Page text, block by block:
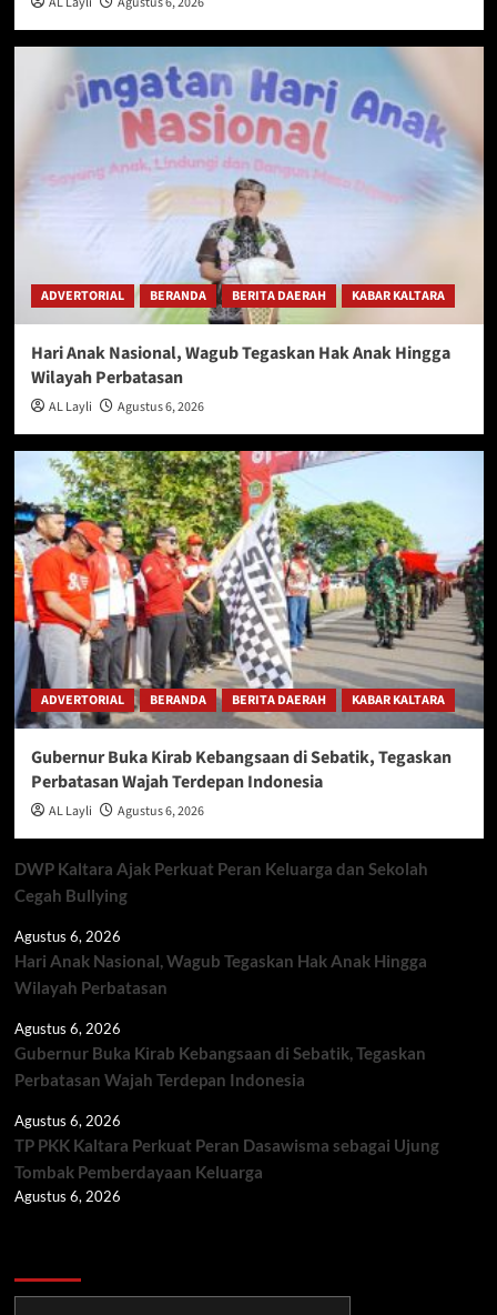
ADVERTORIAL BERANDA BERITA DAERAH KABAR KALTARA
Hari Anak Nasional, Wagub Tegaskan Hak Anak Hingga
Wilayah Perbatasan
AL Layli Agustus 6, 2026
ADVERTORIAL BERANDA BERITA DAERAH KABAR KALTARA
Gubernur Buka Kirab Kebangsaan di Sebatik, Tegaskan
Perbatasan Wajah Terdepan Indonesia
AL Layli Agustus 6, 2026
DWP Kaltara Ajak Perkuat Peran Keluarga dan Sekolah
Cegah Bullying
Agustus 6, 2026
Hari Anak Nasional, Wagub Tegaskan Hak Anak Hingga
Wilayah Perbatasan
Agustus 6, 2026
Gubernur Buka Kirab Kebangsaan di Sebatik, Tegaskan
Perbatasan Wajah Terdepan Indonesia
Agustus 6, 2026
TP PKK Kaltara Perkuat Peran Dasawisma sebagai Ujung
Tombak Pemberdayaan Keluarga
Agustus 6, 2026